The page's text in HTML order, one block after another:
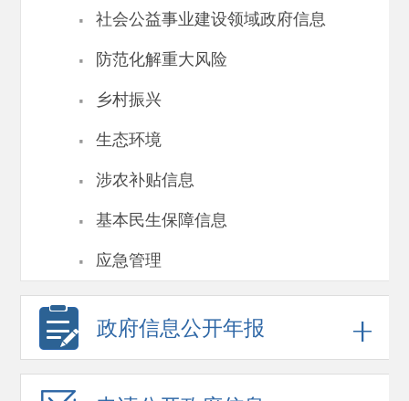
· 社会公益事业建设领域政府信息
· 防范化解重大风险
· 乡村振兴
· 生态环境
· 涉农补贴信息
· 基本民生保障信息
· 应急管理
政府信息公开年报